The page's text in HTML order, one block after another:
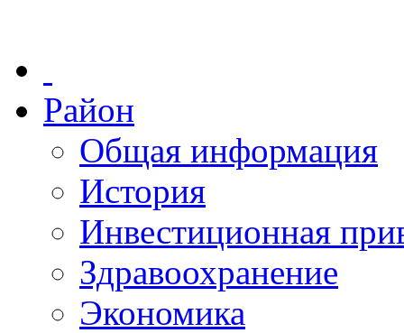
Район
Общая информация
История
Инвестиционная
Здравоохранение
Экономика